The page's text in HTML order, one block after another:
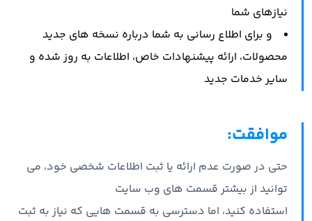
نیازهای شما
و برای اطلاع رسانی به شما درباره نسخه های جدید
محصولات، ارائه پیشنهادات خاص، اطلاعات به روز شده و
سایر خدمات جدید
موافقت:
حتی در صورت عدم ارائه یا ثبت اطلاعات شخصی خود، می
توانید از بیشتر قسمت های وب سایت
استفاده کنید، اما دسترسی به قسمت هایی که نیاز به ثبت